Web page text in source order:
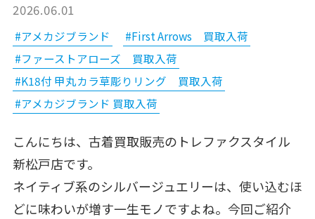
2026.06.01
#アメカジブランド
#First Arrows 買取入荷
#ファーストアローズ 買取入荷
#K18付 甲丸カラ草彫りリング 買取入荷
#アメカジブランド 買取入荷
こんにちは、古着買取販売のトレファクスタイル
新松戸店です。
ネイティブ系のシルバージュエリーは、使い込むほ
どに味わいが増す一生モノですよね。今回ご紹介